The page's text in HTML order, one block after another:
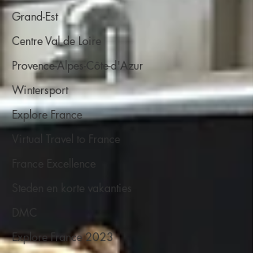
Grand-Est
Centre Val de Loire
Provence-Alpes-Côte-d'Azur
Wintersport
Explore France
Virtual Travel to France
France Excellence
Steden en korte vakanties
Explore France 2023